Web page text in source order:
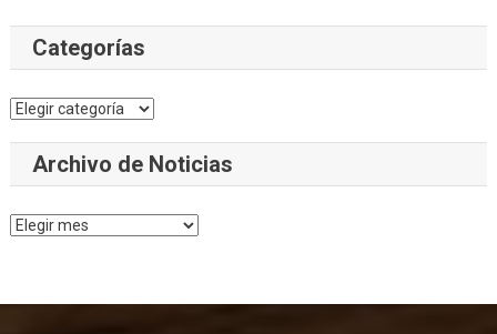
Categorías
Categorías
Archivo de Noticias
Archivo